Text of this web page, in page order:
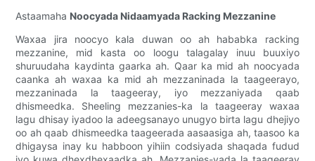
Astaamaha Noocyada Nidaamyada Racking Mezzanine
Waxaa jira noocyo kala duwan oo ah hababka racking
mezzanine, mid kasta oo loogu talagalay inuu buuxiyo
shuruudaha kaydinta gaarka ah. Qaar ka mid ah noocyada
caanka ah waxaa ka mid ah mezzaninada la taageerayo,
mezzaninada la taageeray, iyo mezzaniyada qaab
dhismeedka. Sheeling mezzanies-ka la taageeray waxaa
lagu dhisay iyadoo la adeegsanayo unugyo birta lagu dhejiyo
oo ah qaab dhismeedka taageerada aasaasiga ah, taasoo ka
dhigaysa inay ku habboon yihiin codsiyada shaqada fudud